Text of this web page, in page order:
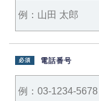
電話番号
必須